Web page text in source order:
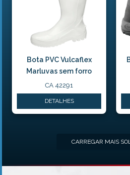
Bota PVC Vulcaflex
Marluvas sem forro
CA 42291
DETALHES
CARREGAR MAIS